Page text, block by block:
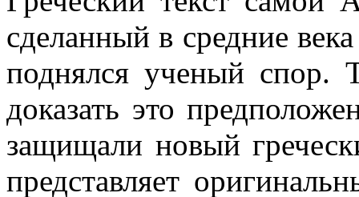
сделанный в средние
поднялся ученый спор.
доказать это
защищали новый
представляет